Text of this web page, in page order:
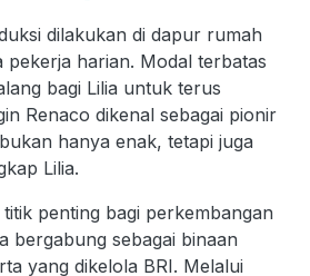
dilakukan di dapur rumah
pekerja harian. Modal terbatas
bagi Lilia untuk terus
Renaco dikenal sebagai pionir
hanya enak, tetapi juga
Lilia.
penting bagi perkembangan
bergabung sebagai binaan
yang dikelola BRI. Melalui